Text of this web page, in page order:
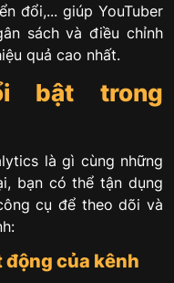
đổi,... giúp YouTuber
sách và điều chỉnh
quả cao nhất.
bật trong
là gì cùng những
bạn có thể tận dụng
cụ để theo dõi và
của kênh